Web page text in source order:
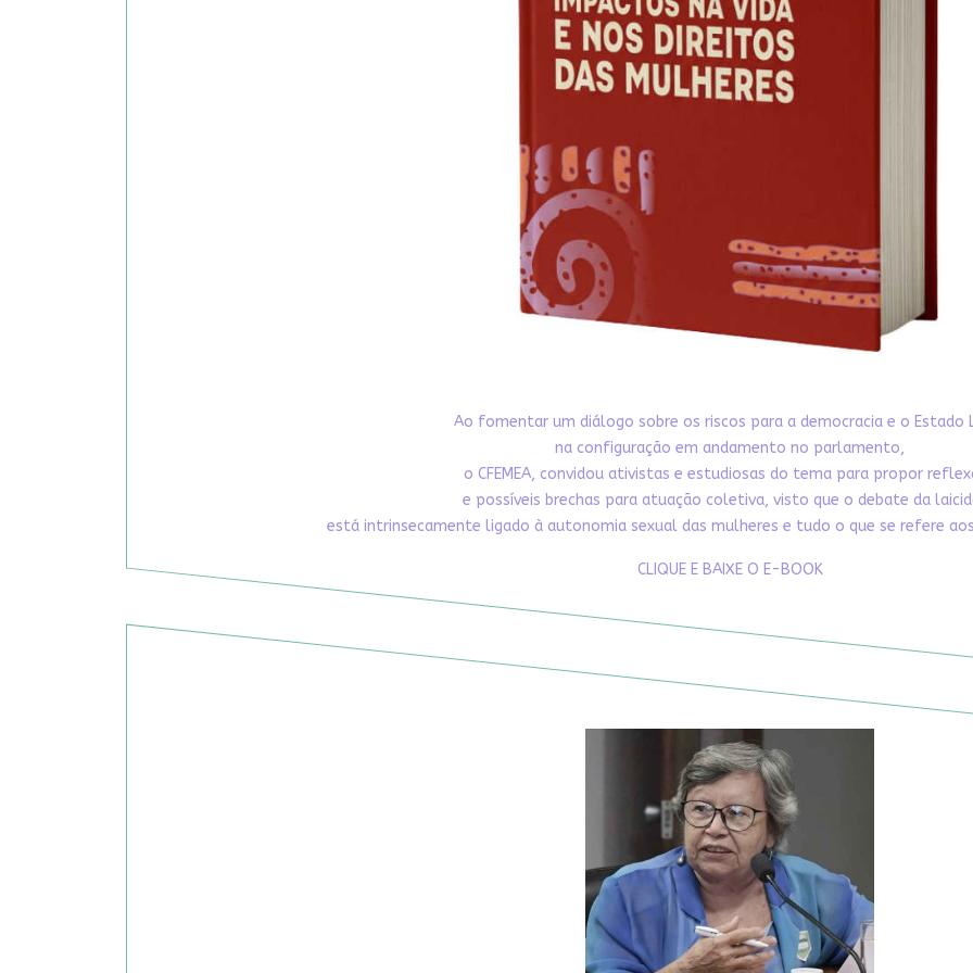
Ao fomentar um diálogo sobre os riscos para a democracia e o Estado
na configuração em andamento no parlamento,
o CFEMEA, convidou ativistas e estudiosas do tema para propor
e possíveis brechas para atuação coletiva, visto que o debate da
está intrinsecamente ligado à autonomia sexual das mulheres e tudo o que se refere
CLIQUE E BAIXE O E-BOOK